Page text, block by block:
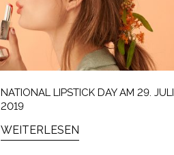
NATIONAL LIPSTICK DAY AM 29. JULI
2019
WEITERLESEN